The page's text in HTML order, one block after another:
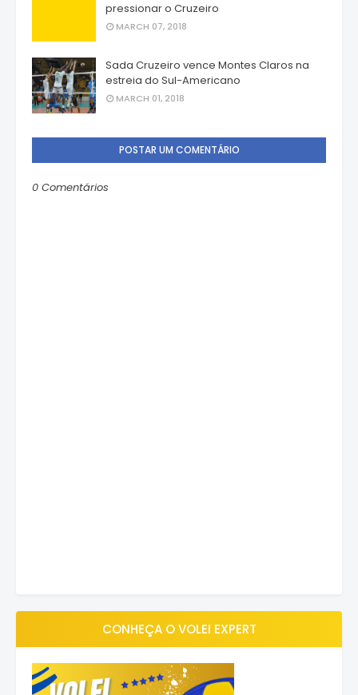
pressionar o Cruzeiro
MARCH 07, 2018
Sada Cruzeiro vence Montes Claros na
estreia do Sul-Americano
MARCH 01, 2018
POSTAR UM COMENTÁRIO
0 Comentários
CONHEÇA O VOLEI EXPERT